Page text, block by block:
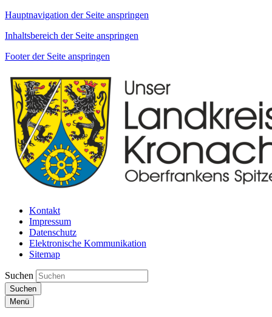
Hauptnavigation der Seite anspringen
Inhaltsbereich der Seite anspringen
Footer der Seite anspringen
Kontakt
Impressum
Datenschutz
Elektronische Kommunikation
Sitemap
Suchen
Suchen
Menü